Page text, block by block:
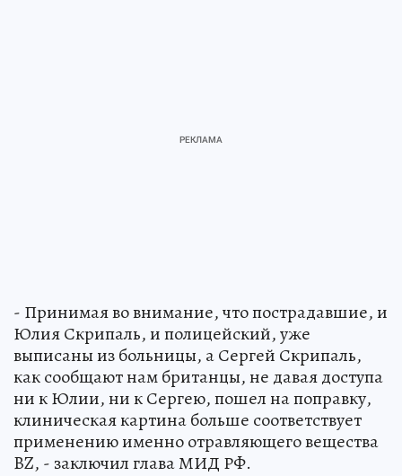
- Принимая во внимание, что пострадавшие, и
Юлия Скрипаль, и полицейский, уже
выписаны из больницы, а Сергей Скрипаль,
как сообщают нам британцы, не давая доступа
ни к Юлии, ни к Сергею, пошел на поправку,
клиническая картина больше соответствует
применению именно отравляющего вещества
BZ, - заключил глава МИД РФ.